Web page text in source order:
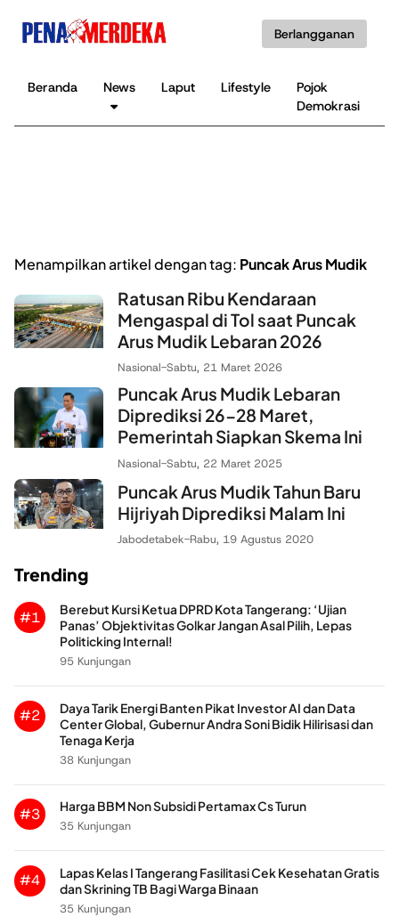
Berlangganan
Beranda News Laput Lifestyle
Pojok
Demokrasi
Menampilkan artikel dengan tag: Puncak Arus Mudik
Ratusan Ribu Kendaraan
Mengaspal di Tol saat Puncak
Arus Mudik Lebaran 2026
Nasional-Sabtu, 21 Maret 2026
Puncak Arus Mudik Lebaran
Diprediksi 26-28 Maret,
Pemerintah Siapkan Skema Ini
Nasional-Sabtu, 22 Maret 2025
Puncak Arus Mudik Tahun Baru
Hijriyah Diprediksi Malam Ini
Jabodetabek-Rabu, 19 Agustus 2020
Trending
#1
Berebut Kursi Ketua DPRD Kota Tangerang: ‘Ujian
Panas’ Objektivitas Golkar Jangan Asal Pilih, Lepas
Politicking Internal!
95 Kunjungan
#2
Daya Tarik Energi Banten Pikat Investor AI dan Data
Center Global, Gubernur Andra Soni Bidik Hilirisasi dan
Tenaga Kerja
38 Kunjungan
#3
Harga BBM Non Subsidi Pertamax Cs Turun
35 Kunjungan
#4
Lapas Kelas I Tangerang Fasilitasi Cek Kesehatan Gratis
dan Skrining TB Bagi Warga Binaan
35 Kunjungan